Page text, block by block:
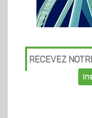
RECEVEZ